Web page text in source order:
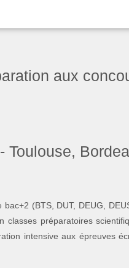
aux
Toulouse,
bac+2 (BTS, DUT, DEUG,
classes préparatoires
intensive aux épreuves